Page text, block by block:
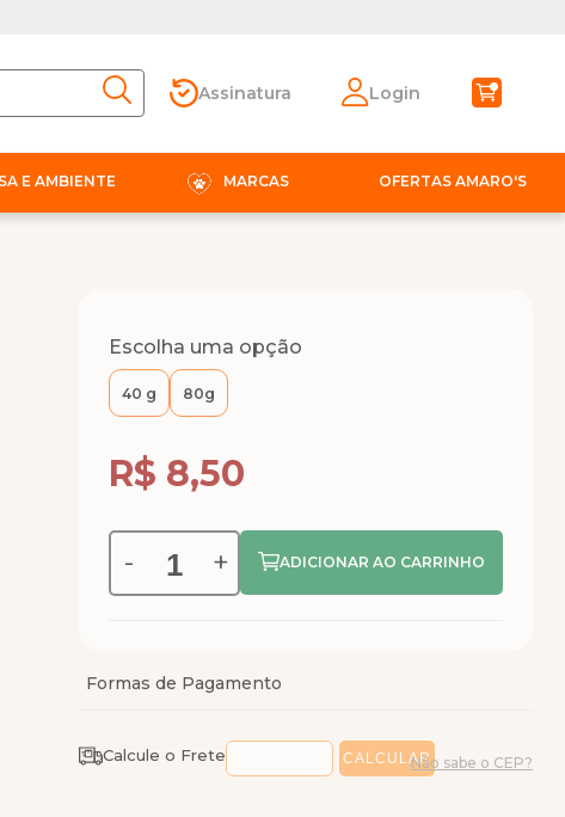
Assinatura Login
E AMBIENTE MARCAS OFERTAS AMARO'S
Escolha uma opção
40 g 80g
R$ 8,50
- +
Calcule o Frete Não sabe o CEP?